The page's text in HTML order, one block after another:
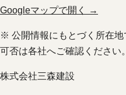
Googleマップで開く →
※ 公開情報にもとづく所在
可否は各社へご確認ください。
株式会社三森建設